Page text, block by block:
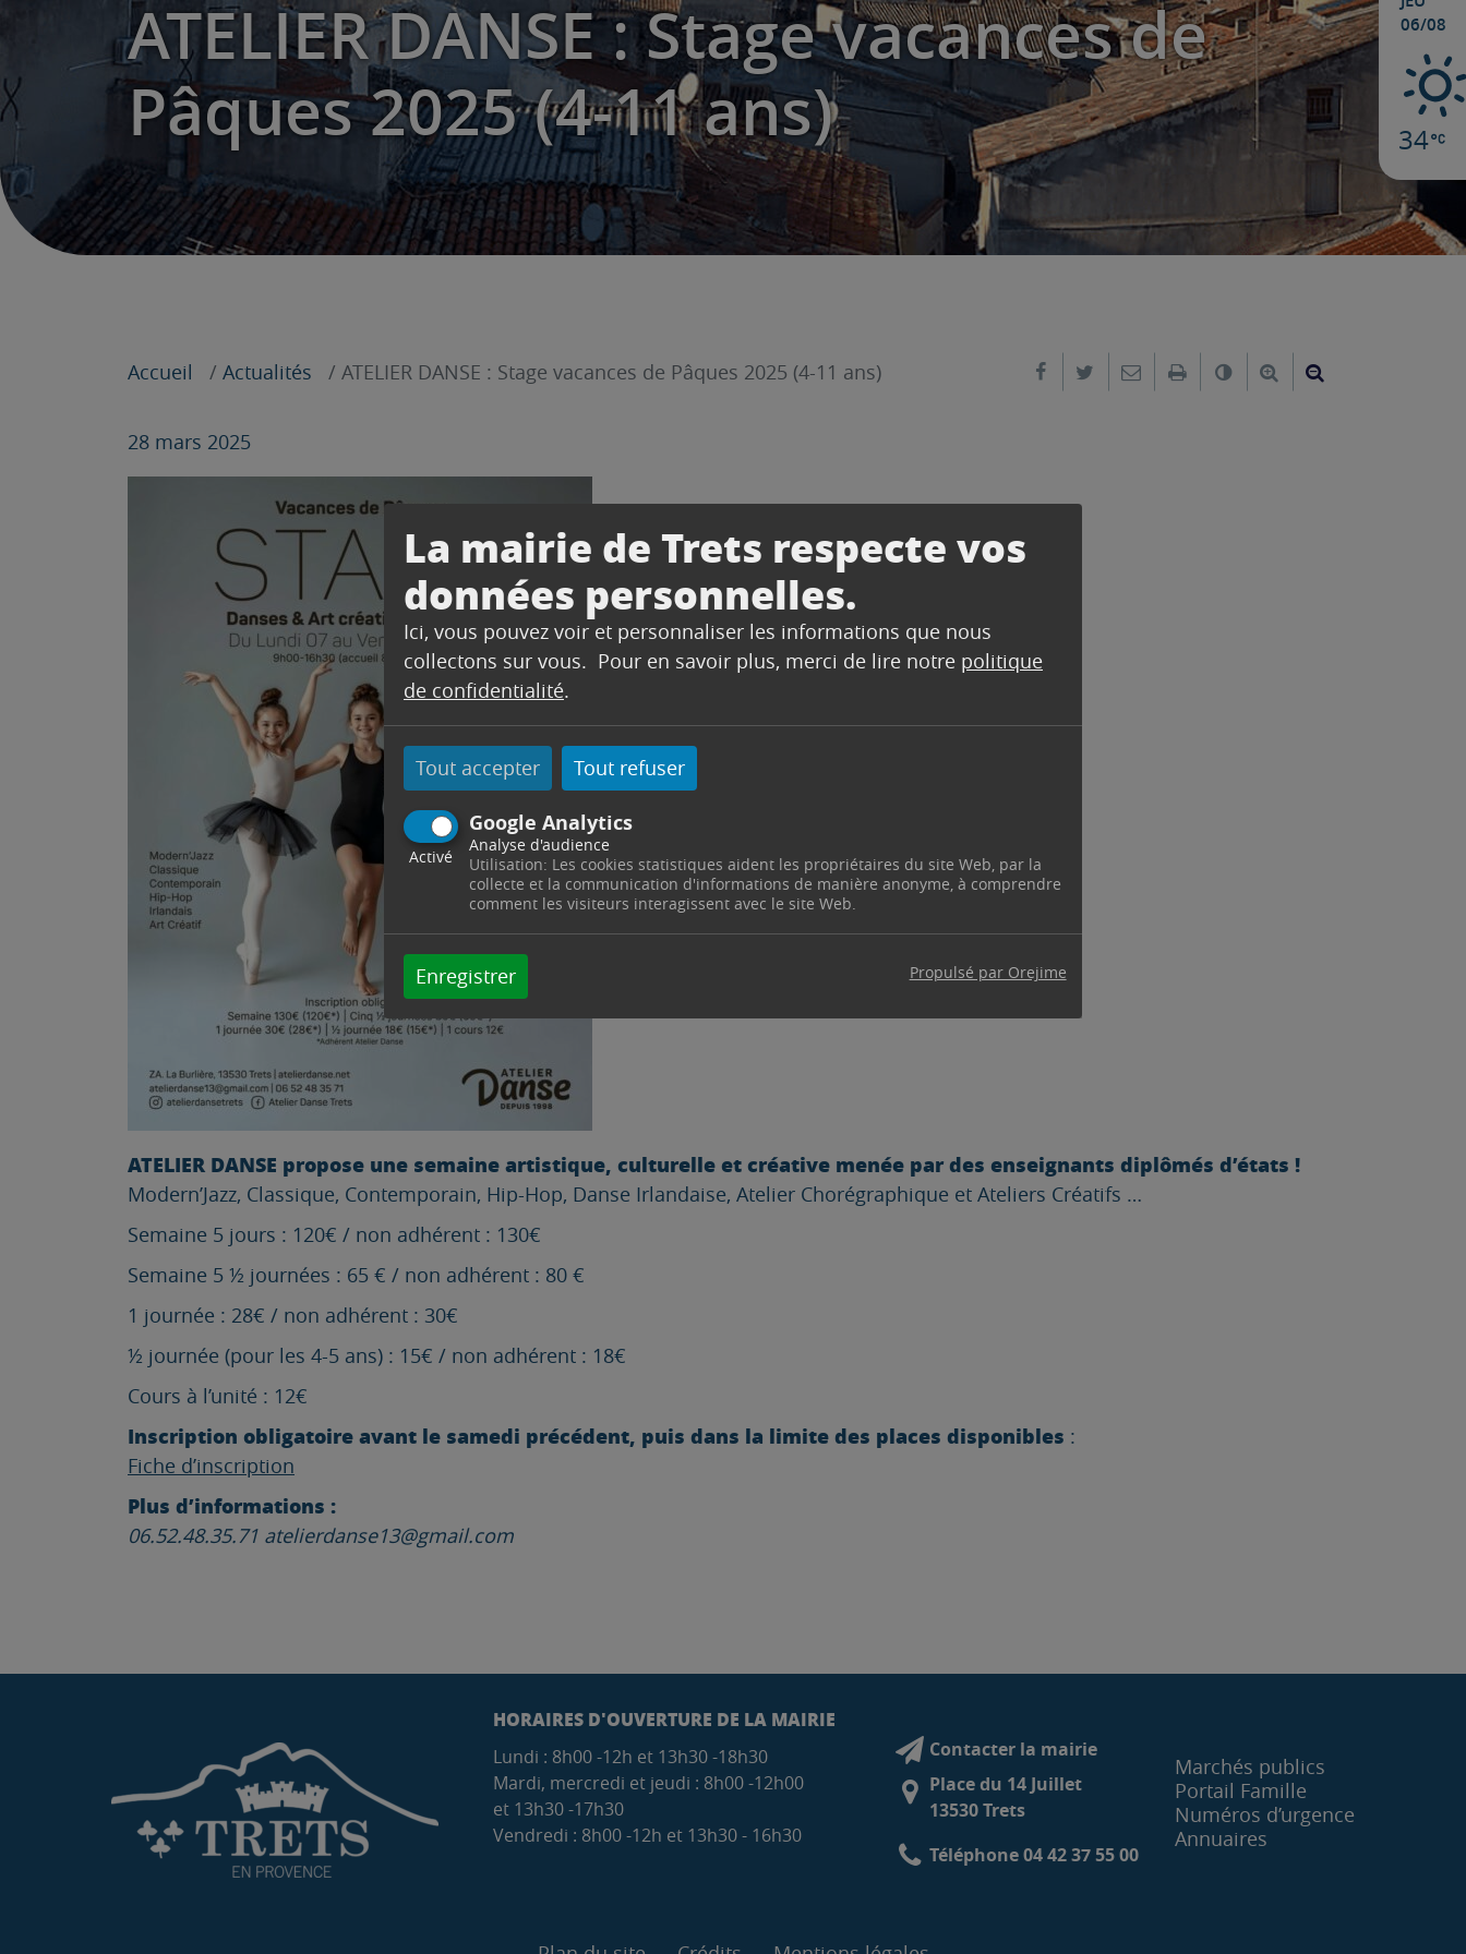
La mairie de Trets respecte vos
données personnelles.
Ici, vous pouvez voir et personnaliser les informations que nous
collectons sur vous. Pour en savoir plus, merci de lire notre politique
de confidentialité.
Tout accepter Tout refuser
Google Analytics
Activé
Analyse d'audience
Utilisation: Les cookies statistiques aident les propriétaires du site Web, par la
collecte et la communication d'informations de manière anonyme, à comprendre
comment les visiteurs interagissent avec le site Web.
Enregistrer Propulsé par Orejime
06/08
34
ATELIER DANSE : Stage vacances de
Pâques 2025 (4-11 ans)
Accueil Actualités ATELIER DANSE : Stage vacances de Pâques 2025 (4-11 ans) Partager sur Facebook
Partager sur Twitter
Envoyer par e-mail
ImprimerChanger le contraste
Agrandir le texte
28 mars 2025
ATELIER DANSE propose une semaine artistique, culturelle et créative menée par des enseignants diplômés d’états !
Modern’Jazz, Classique, Contemporain, Hip-Hop, Danse Irlandaise, Atelier Chorégraphique et Ateliers Créatifs …
Semaine 5 jours : 120€ / non adhérent : 130€
Semaine 5 ½ journées : 65 € / non adhérent : 80 €
1 journée : 28€ / non adhérent : 30€
½ journée (pour les 4-5 ans) : 15€ / non adhérent : 18€
Cours à l’unité : 12€
Inscription obligatoire avant le samedi précédent, puis dans la limite des places disponibles :
Fiche d’inscription
Plus d’informations :
06.52.48.35.71 atelierdanse13@gmail.com
HORAIRES D'OUVERTURE DE LA MAIRIE
Lundi : 8h00 -12h et 13h30 -18h30
Mardi, mercredi et jeudi : 8h00 -12h00
et 13h30 -17h30
Vendredi : 8h00 -12h et 13h30 - 16h30
Contacter la mairie
Place du 14 Juillet
13530 Trets
Téléphone 04 42 37 55 00
Marchés publics
Portail Famille
Numéros d’urgence
Annuaires